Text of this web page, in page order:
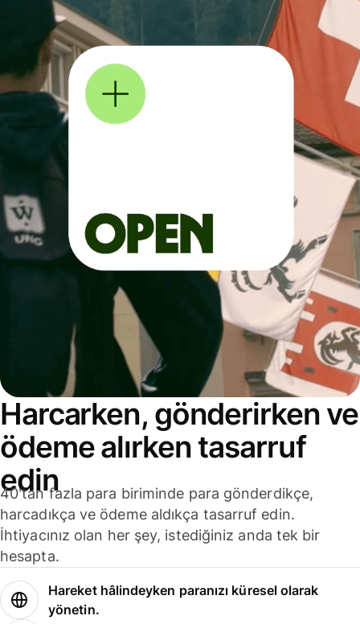
Harcarken, gönderirken ve
ödeme alırken tasarruf
edin
40'tan fazla para biriminde para gönderdikçe,
harcadıkça ve ödeme aldıkça tasarruf edin.
İhtiyacınız olan her şey, istediğiniz anda tek bir
hesapta.
Hareket hâlindeyken paranızı küresel olarak
yönetin.